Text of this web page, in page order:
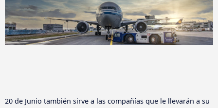
20 de Junio también sirve a las compañías que le llevarán a su